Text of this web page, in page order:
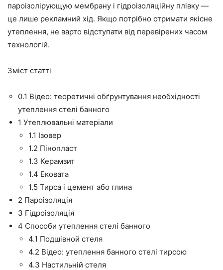
пароізолірующую мембрану і гідроізоляційну плівку —
це лише рекламний хід. Якщо потрібно отримати якісне
утеплення, не варто відступати від перевірених часом
технологій.
Зміст статті
0.1 Відео: теоретичні обґрунтування необхідності
утеплення стелі банного
1 Утеплювальні матеріали
1.1 Ізовер
1.2 Пінопласт
1.3 Керамзит
1.4 Ековата
1.5 Тирса і цемент або глина
2 Пароізоляція
3 Гідроізоляція
4 Способи утеплення стелі банного
4.1 Подшівной стеля
4.2 Відео: утеплення банного стелі тирсою
4.3 Настильній стеля